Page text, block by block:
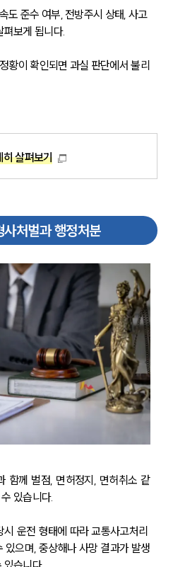
도 준수 여부, 전방주시 상태, 사고
보게 됩니다.
황이 확인되면 과실 판단에서 불리
살펴보기
처벌과 행정처분
함께 벌점, 면허정지, 면허취소 같
있습니다.
운전 형태에 따라 교통사고처리
으며, 중상해나 사망 결과가 발생